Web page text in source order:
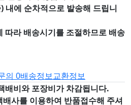
내에 순차적으로 발송해 드립니
따라 배송시기를 조절하므로 배송
의 0배송정보교환정보
배비와 포장비가 차감됩니다.
사를 이용하여 반품접수해 주셔